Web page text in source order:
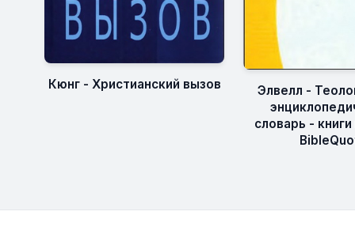
Кюнг - Христианский вызов
Элвелл -
словарь -